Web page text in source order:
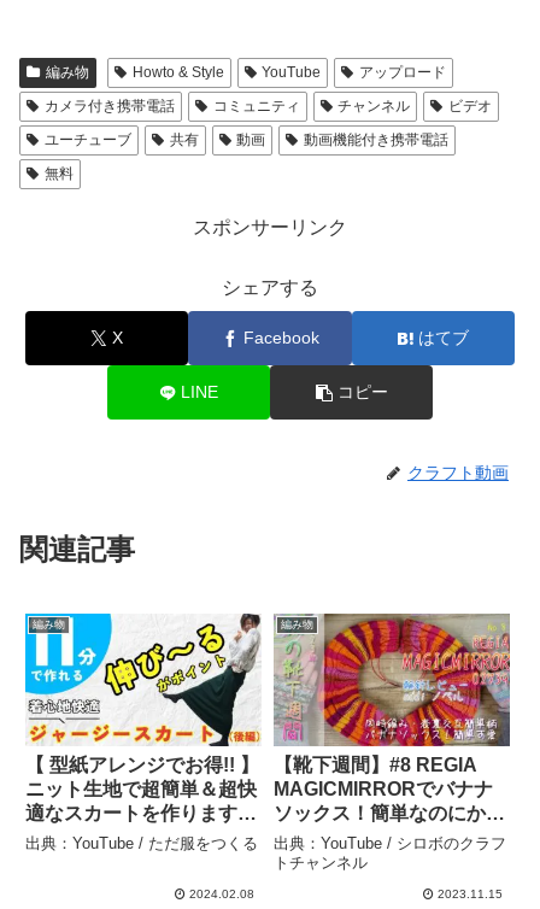
編み物 Howto & Style YouTube
アップロード
カメラ付き携帯電話
コミュニティ チャンネル
ビデオ
ユーチューブ
共有 動画
動画機能付き携帯電話
無料
スポンサーリンク
シェアする
X Facebook はてブ
LINE コピー
クラフト動画
関連記事
編み物
【 型紙アレンジでお得!! 】
ニット生地で超簡単＆超快
適なスカートを作ります
（後編）(*´∀`)♪｜ただ服を
出典：YouTube / ただ服をつくる
2024.02.08
編み物
【靴下週間】#8 REGIA
MAGICMIRRORでバナナ
ソックス！簡単なのにかわ
よ！使用針addiノベル詳レ
ビュー♪編み方解説◎ – シ
ロボのクラフトチャンネル
出典：YouTube / シロボのクラフ
トチャンネル
2023.11.15